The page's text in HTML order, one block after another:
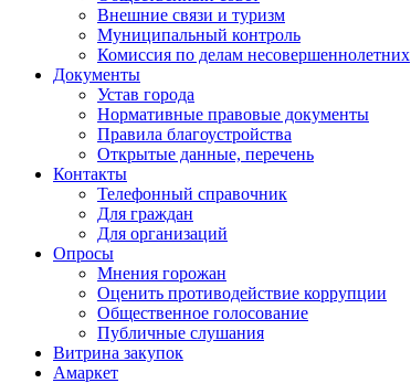
Внешние связи и туризм
Муниципальный контроль
Комиссия по делам несовершеннолетних
Документы
Устав города
Нормативные правовые документы
Правила благоустройства
Открытые данные, перечень
Контакты
Телефонный справочник
Для граждан
Для организаций
Опросы
Мнения горожан
Оценить противодействие коррупции
Общественное голосование
Публичные слушания
Витрина закупок
Амаркет